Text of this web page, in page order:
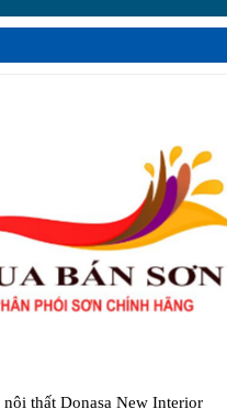
nội thất Donasa New Interior